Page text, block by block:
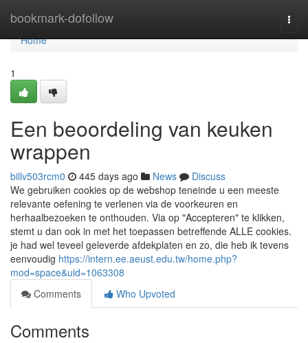
bookmark-dofollow
Home
Home
1
Een beoordeling van keuken
wrappen
billv503rcm0 445 days ago News
Discuss
We gebruiken cookies op de webshop teneinde u een meeste
relevante oefening te verlenen via de voorkeuren en
herhaalbezoeken te onthouden. Via op "Accepteren" te klikken,
stemt u dan ook in met het toepassen betreffende ALLE cookies.
je had wel teveel geleverde afdekplaten en zo, die heb ik tevens
eenvoudig https://intern.ee.aeust.edu.tw/home.php?
mod=space&uid=1063308
Comments
Who Upvoted
Comments